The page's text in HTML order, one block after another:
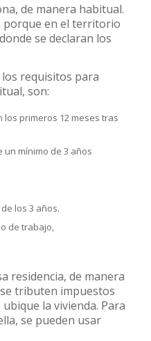
de manera habitual.
porque en el territorio
se declaran los
los requisitos para
son:
primeros 12 meses tras
mínimo de 3 años
los 3 años.
de trabajo,
residencia, de manera
tributen impuestos
la vivienda. Para
se pueden usar